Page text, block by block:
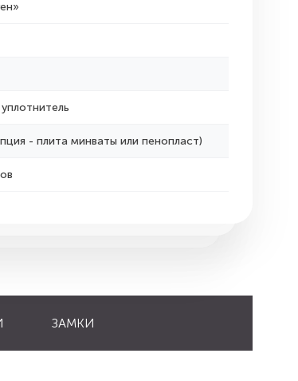
- плита минваты или пенопласт)
ЗАМКИ